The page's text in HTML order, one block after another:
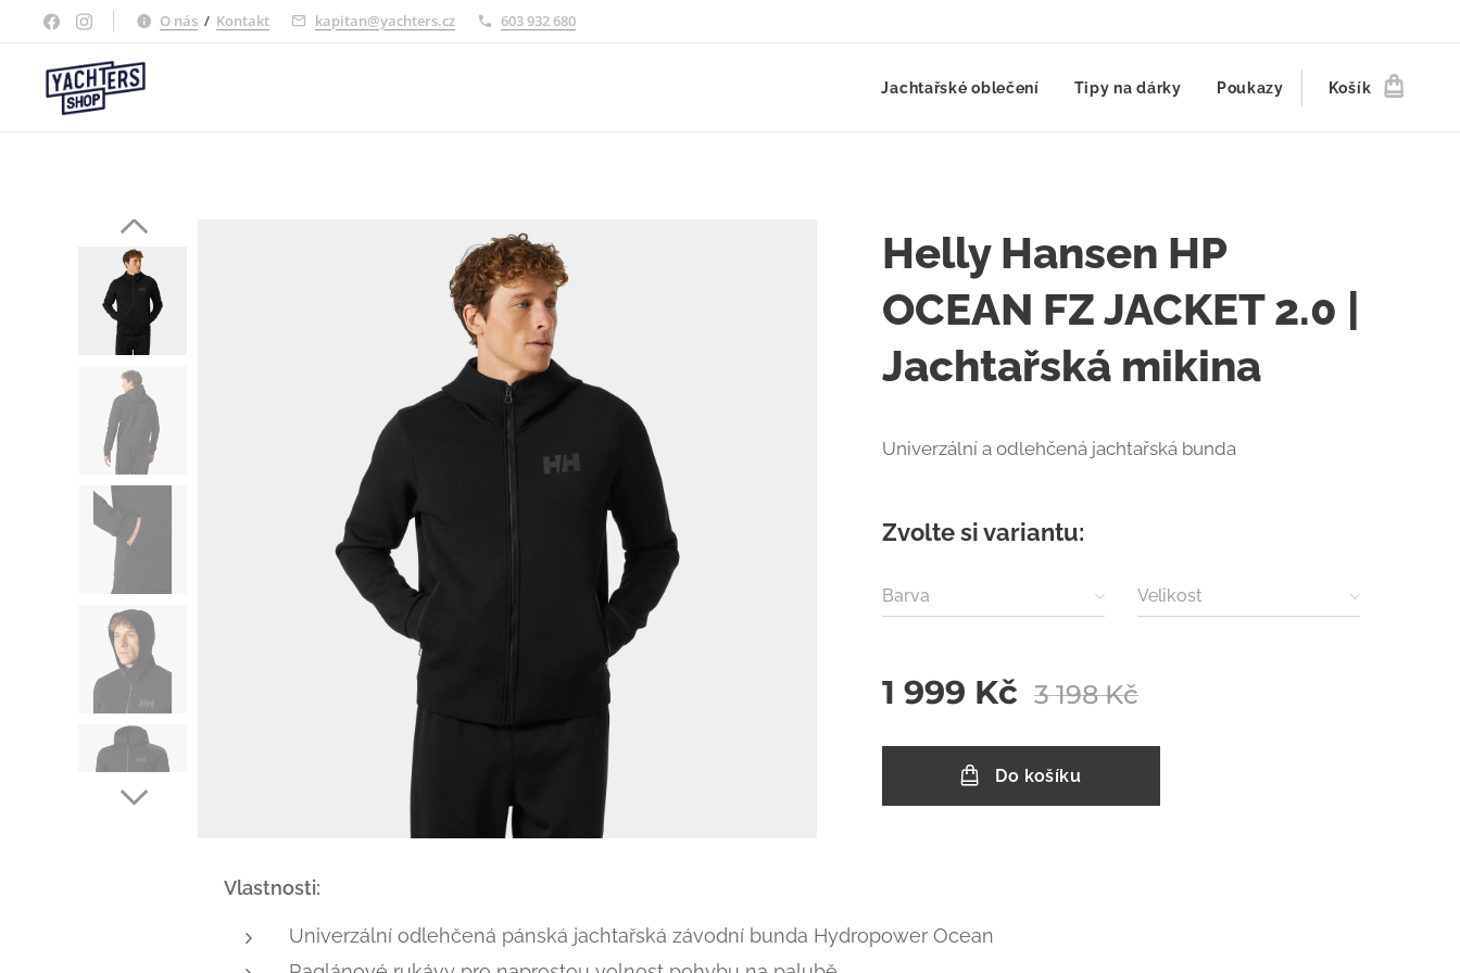
O nás / Kontakt kapitan@yachters.cz 603 932 680
Jachtařské oblečení Tipy na dárky Poukazy Košík
Helly Hansen HP
OCEAN FZ JACKET 2.0 |
Jachtařská mikina
Univerzální a odlehčená jachtařská bunda
Zvolte si variantu:
Barva Velikost
1 999 Kč 3 198Kč
Do košíku
Vlastnosti:
Univerzální odlehčená pánská jachtařská závodní bunda Hydropower Ocean